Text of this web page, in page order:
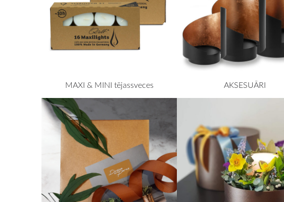
MAXI & MINI tējassveces AKSESUĀRI